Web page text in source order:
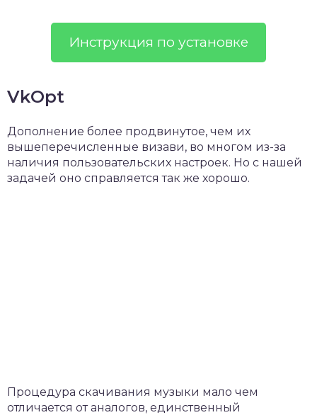
Инструкция по установке
VkOpt
Дополнение более продвинутое, чем их
вышеперечисленные визави, во многом из-за
наличия пользовательских настроек. Но с нашей
задачей оно справляется так же хорошо.
Процедура скачивания музыки мало чем
отличается от аналогов, единственный